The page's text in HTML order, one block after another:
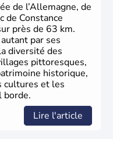
de l’Allemagne, de
de Constance
près de 63 km.
par ses
diversité des
pittoresques,
historique,
cultures et les
borde.
Lire l'article